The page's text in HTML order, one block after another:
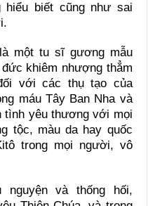
hiểu biết cũng như sai
một tu sĩ gương mẫu
khiêm nhượng thẳm
với các thụ tạo của
máu Tây Ban Nha và
tình yêu thương với mọi
tộc, màu da hay quốc
trong mọi người, vô
nguyện và thống hối,